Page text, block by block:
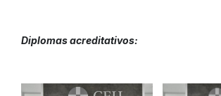
Diplomas acreditativos: